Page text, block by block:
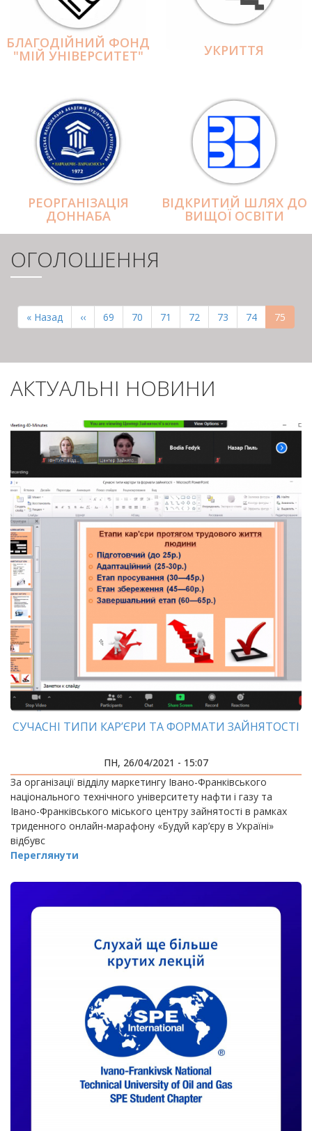
БЛАГОДІЙНИЙ ФОНД
"МІЙ УНІВЕРСИТЕТ" УКРИТТЯ
РЕОРГАНІЗАЦІЯ
ДОННАБА
ВІДКРИТИЙ ШЛЯХ ДО
ВИЩОЇ ОСВІТИ
ОГОЛОШЕННЯ
СТОРІНКИ
Перша
сторінка
« Назад
Попередня
сторінка
‹‹ Page
69 Page
70 Page
71 Page
72 Page
73 Page
74 75
АКТУАЛЬНІ НОВИНИ
СУЧАСНІ ТИПИ КАР’ЄРИ ТА ФОРМАТИ ЗАЙНЯТОСТІ
ПН, 26/04/2021 - 15:07
За організації відділу маркетингу Івано-Франківського
національного технічного університету нафти і газу та
Івано-Франківського міського центру зайнятості в рамках
триденного онлайн-марафону «Будуй кар’єру в Україні»
відбувс
Переглянути